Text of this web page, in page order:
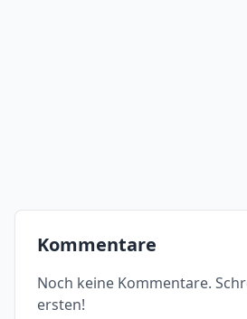
Kommentare
Noch keine Kommentare.
ersten!